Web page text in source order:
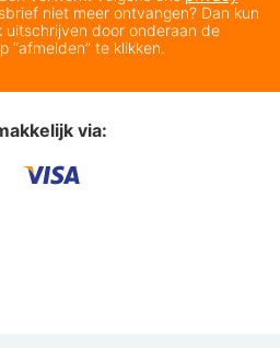
niet meer ontvangen? Dan kun
uitschrijven door onderaan de
“afmelden” te klikken.
via: